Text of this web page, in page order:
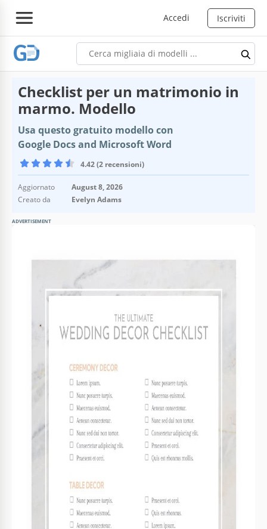
Accedi Iscriviti
Checklist per un matrimonio in
marmo. Modello
Usa questo gratuito modello con
Google Docs and Microsoft Word
4.42 (2 recensioni)
Aggiornato
August 8, 2026
Creato da
Evelyn Adams
ADVERTISEMENT